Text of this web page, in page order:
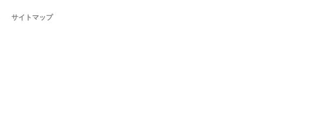
サイトマップ